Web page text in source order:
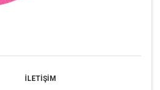
İLETİŞİM